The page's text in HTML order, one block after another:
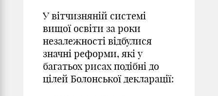
У вітчизняній системі
вищої освіти за роки
незалежності відбулися
значні реформи, які у
багатьох рисах подібні до
цілей Болонської декларації: